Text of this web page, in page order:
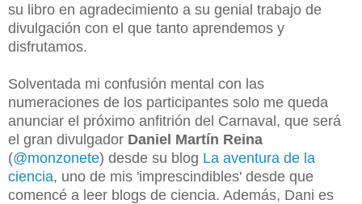
su libro en agradecimiento a su genial trabajo de
divulgación con el que tanto aprendemos y
disfrutamos.
Solventada mi confusión mental con las
numeraciones de los participantes solo me queda
anunciar el próximo anfitrión del Carnaval, que será
el gran divulgador Daniel Martín Reina
(@monzonete) desde su blog La aventura de la
ciencia, uno de mis 'imprescindibles' desde que
comencé a leer blogs de ciencia. Además, Dani es